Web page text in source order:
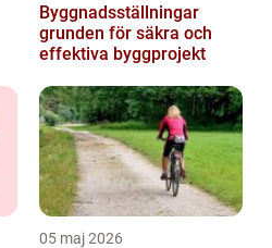
Byggnadsställningar
grunden för säkra och
effektiva byggprojekt
05 maj 2026